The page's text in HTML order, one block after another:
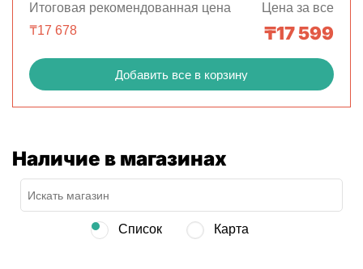
Итоговая рекомендованная цена
₸17 678
Цена за все
₸17 599
Добавить все в корзину
Наличие в магазинах
Список Карта